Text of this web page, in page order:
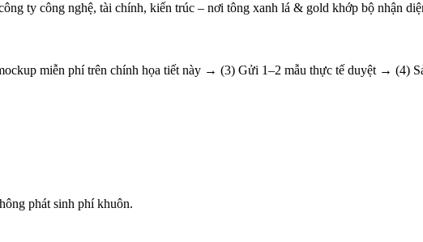
ty công nghệ, tài chính, kiến trúc – nơi tông xanh lá & gold khớp bộ nhận
miễn phí trên chính họa tiết này → (3) Gửi 1–2 mẫu thực tế duyệt → (4)
phát sinh phí khuôn.